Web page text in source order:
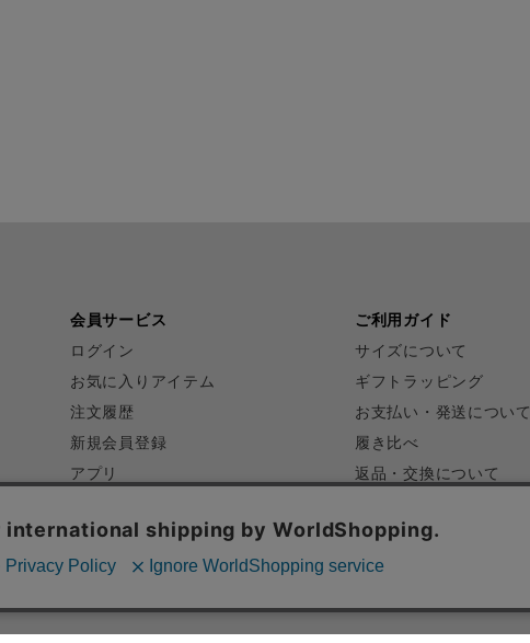
会員サービス
ログイン
お気に入りアイテム
注文履歴
新規会員登録
アプリ
ご利用ガイド
サイズについて
ギフトラッピング
お支払い・発送について
履き比べ
返品・交換について
お問い合わせ